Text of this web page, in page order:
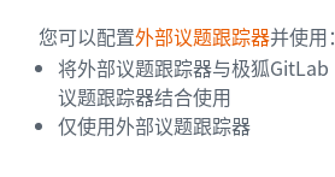
您可以配置外部议题跟踪器并使用：
将外部议题跟踪器与极狐GitLab
议题跟踪器结合使用
仅使用外部议题跟踪器